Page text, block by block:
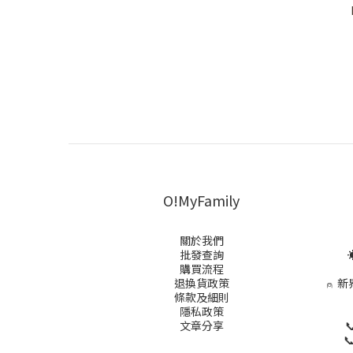
O!MyFamily
關於我們
批發查詢
購買流程
退換貨政策
條款及細則
隱私政策
文章分享
⍝ 新